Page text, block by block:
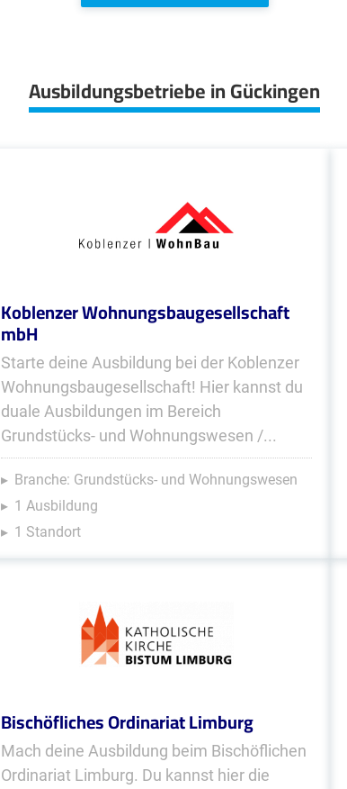
Ausbildungsbetriebe in Gückingen
Koblenzer Wohnungsbaugesellschaft
mbH
Starte deine Ausbildung bei der Koblenzer
Wohnungsbaugesellschaft! Hier kannst du
duale Ausbildungen im Bereich
Grundstücks- und Wohnungswesen /...
Branche: Grundstücks- und Wohnungswesen
1 Ausbildung
1 Standort
Bischöfliches Ordinariat Limburg
Mach deine Ausbildung beim Bischöflichen
Ordinariat Limburg. Du kannst hier die